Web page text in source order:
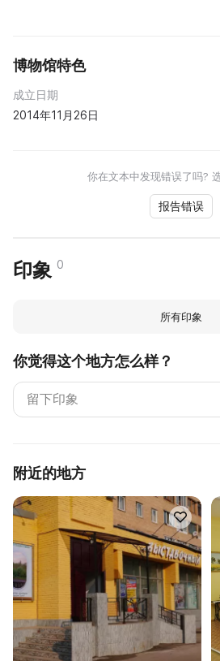
博物馆特色
成立日期
2014年11月26日
你在文本中发现错误了吗?
报告错误
印象 0
所有印象
你觉得这个地方怎么样？
附近的地方